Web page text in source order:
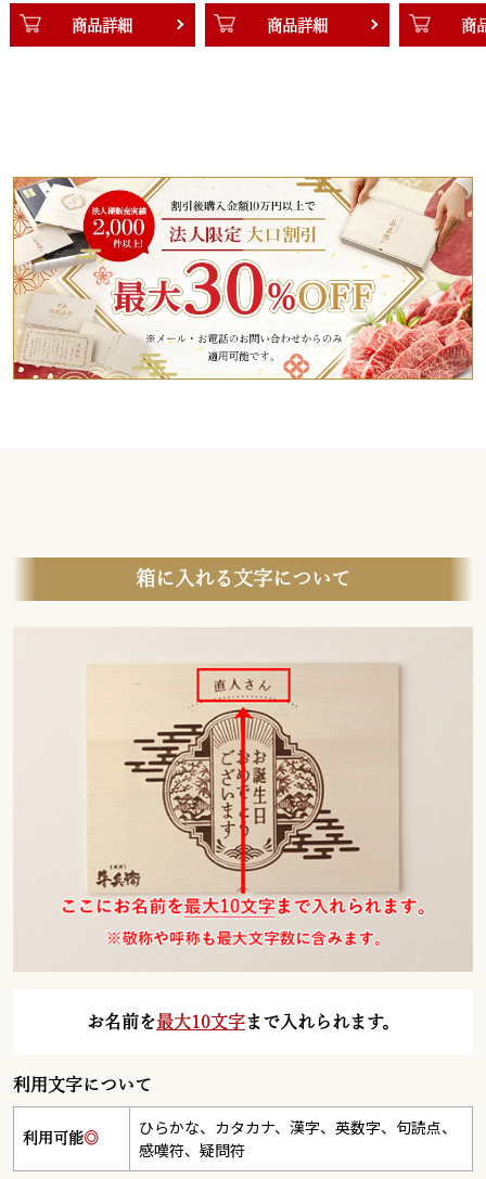
商品詳細 商品詳細 商
箱に入れる文字について
お名前を最大10文字まで入れられます。
利用文字について
利用可能◎
ひらかな、カタカナ、漢字、英数字、句読点、
感嘆符、疑問符